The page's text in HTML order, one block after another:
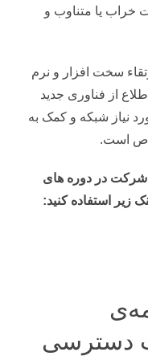
خراب یا متناوب و
سخت افزار و نرم
از فناوری جدید
نیاز شبکه و کمک به
است.
شرکت در دوره های
زیر استفاده کنید:
دسترسی